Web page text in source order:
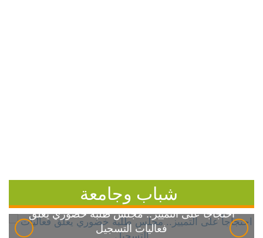
شباب وجامعة
احتجاجاً على التمييز.. مجلس طلبة خضوري يعلق
فعاليات التسجيل